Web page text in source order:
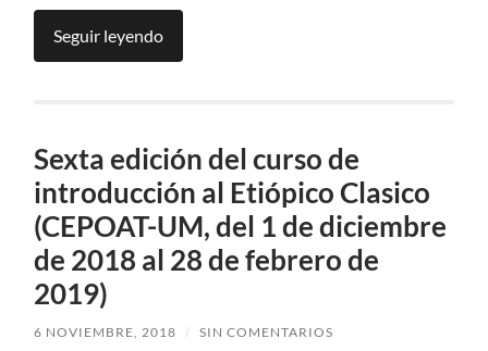
Seguir leyendo
Sexta edición del curso de
introducción al Etiópico Clasico
(CEPOAT-UM, del 1 de diciembre
de 2018 al 28 de febrero de
2019)
6 NOVIEMBRE, 2018 / SIN COMENTARIOS